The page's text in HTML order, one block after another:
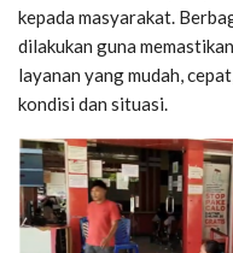
kepada masyarakat.
dilakukan guna
layanan yang mudah,
kondisi dan situasi.